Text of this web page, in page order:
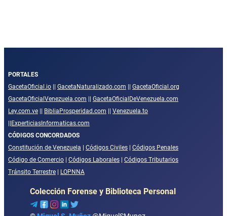
PORTALES
GacetaOficial.io || GacetaNaturalizado.com || GacetaOficial.org
GacetaOficialVenezuela.com || GacetaOficialDeVenezuela.com
Ley.com.ve || BibliaProsperidad.com || Venezuela.to
||ExperticiasInformaticas.com
CÓDIGOS CONCORDADOS
Constitución de Venezuela | Códigos Civiles | Códigos Penales
Código de Comercio | Códigos Laborales | Códigos Tributarios
Tránsito Terrestre | LOPNNA
Colección Forense y Biblioteca Personal